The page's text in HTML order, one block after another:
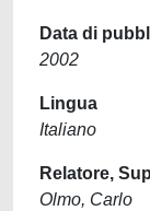
Data di
2002
Lingua
Italiano
Relatore,
Olmo, Carlo